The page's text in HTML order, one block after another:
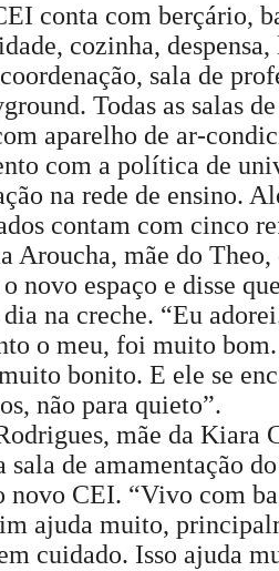
conta com berçário,
cozinha,
sala de
Todas as salas
aparelho de ar-
com a política de
na rede de ensino.
contam com cinco
Aroucha, mãe do Theo,
novo espaço e disse
na creche. “Eu
o meu, foi muito
bonito. E ele se
não para quieto”.
mãe da Kiara
de amamentação
novo CEI. “Vivo com
ajuda muito,
cuidado. Isso ajuda